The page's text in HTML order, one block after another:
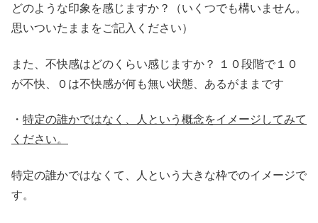
どのような印象を感じますか？（いくつでも構いません。
思いついたままをご記入ください）
また、不快感はどのくらい感じますか？ １０段階で１０
が不快、０は不快感が何も無い状態、あるがままです
・ 特定の誰かではなく、人という概念をイメージしてみて
ください。
特定の誰かではなくて、人という大きな枠でのイメージで
す。